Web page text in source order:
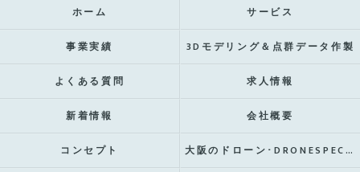
ホーム サービス
事業実績 3Dモデリング＆点群データ作製
よくある質問 求人情報
新着情報 会社概要
コンセプト 大阪のドローン･DRONESPECTIONの口コミ情報